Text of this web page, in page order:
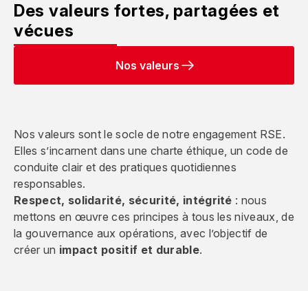
Des valeurs fortes, partagées et
vécues
Nos valeurs
Nos valeurs sont le socle de notre engagement RSE.
Elles s’incarnent dans une charte éthique, un code de
conduite clair et des pratiques quotidiennes
responsables.
Respect, solidarité, sécurité, intégrité : nous
mettons en œuvre ces principes à tous les niveaux, de
la gouvernance aux opérations, avec l’objectif de
créer un impact positif et durable.